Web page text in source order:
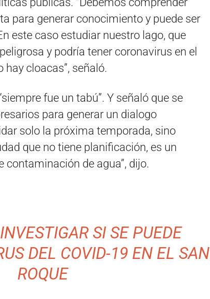
para generar conocimiento y puede ser
este caso estudiar nuestro lago, que
y podría tener coronavirus en el
hay cloacas”, señaló.
fue un tabú”. Y señaló que se
para generar un dialogo
solo la próxima temporada, sino
que no tiene planificación, es un
contaminación de agua”, dijo.
SI SE PUEDE
DEL COVID-19 EN EL SAN
ROQUE